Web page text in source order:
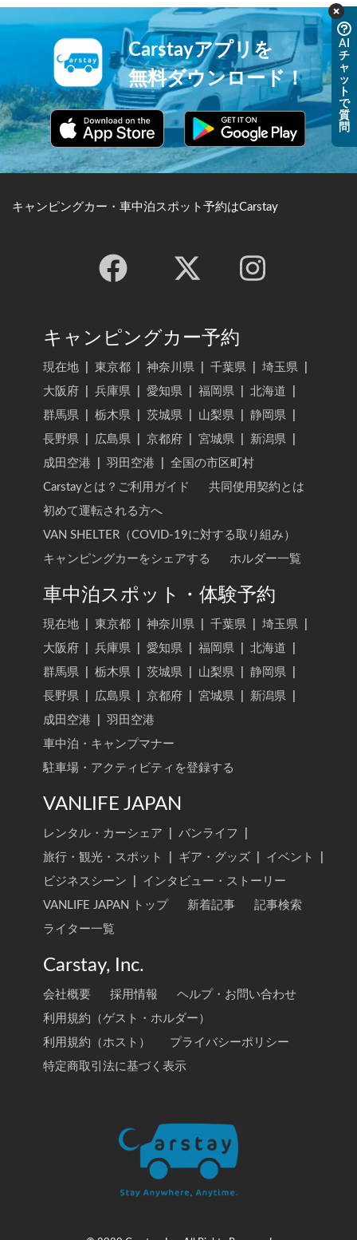
AI
チ
ャ
ッ
ト
で
質
問
Carstayアプリを
無料ダウンロード！
キャンピングカー・車中泊スポット予約はCarstay
キャンピングカー予約
現在地 東京都 神奈川県 千葉県 埼玉県
大阪府
兵庫県 愛知県 福岡県 北海道
群馬県
栃木県 茨城県 山梨県 静岡県
長野県
広島県 京都府 宮城県 新潟県
成田空港
羽田空港
全国の市区町村
Carstayとは？ご利用ガイド
共同使用契約とは
初めて運転される方へ
VAN SHELTER（COVID-19に対する取り組み）
キャンピングカーをシェアする
ホルダー一覧
車中泊スポット・体験予約
現在地 東京都 神奈川県 千葉県 埼玉県
大阪府
兵庫県 愛知県 福岡県 北海道
群馬県
栃木県 茨城県 山梨県 静岡県
長野県
広島県 京都府 宮城県 新潟県
成田空港
羽田空港
車中泊・キャンプマナー
駐車場・アクティビティを登録する
VANLIFE JAPAN
レンタル・カーシェア バンライフ
旅行・観光・スポット
ギア・グッズ イベント
ビジネスシーン
インタビュー・ストーリー
VANLIFE JAPAN トップ
新着記事
記事検索
ライター一覧
Carstay, Inc.
会社概要 採用情報
ヘルプ・お問い合わせ
利用規約（ゲスト・ホルダー）
利用規約（ホスト）
プライバシーポリシー
特定商取引法に基づく表示